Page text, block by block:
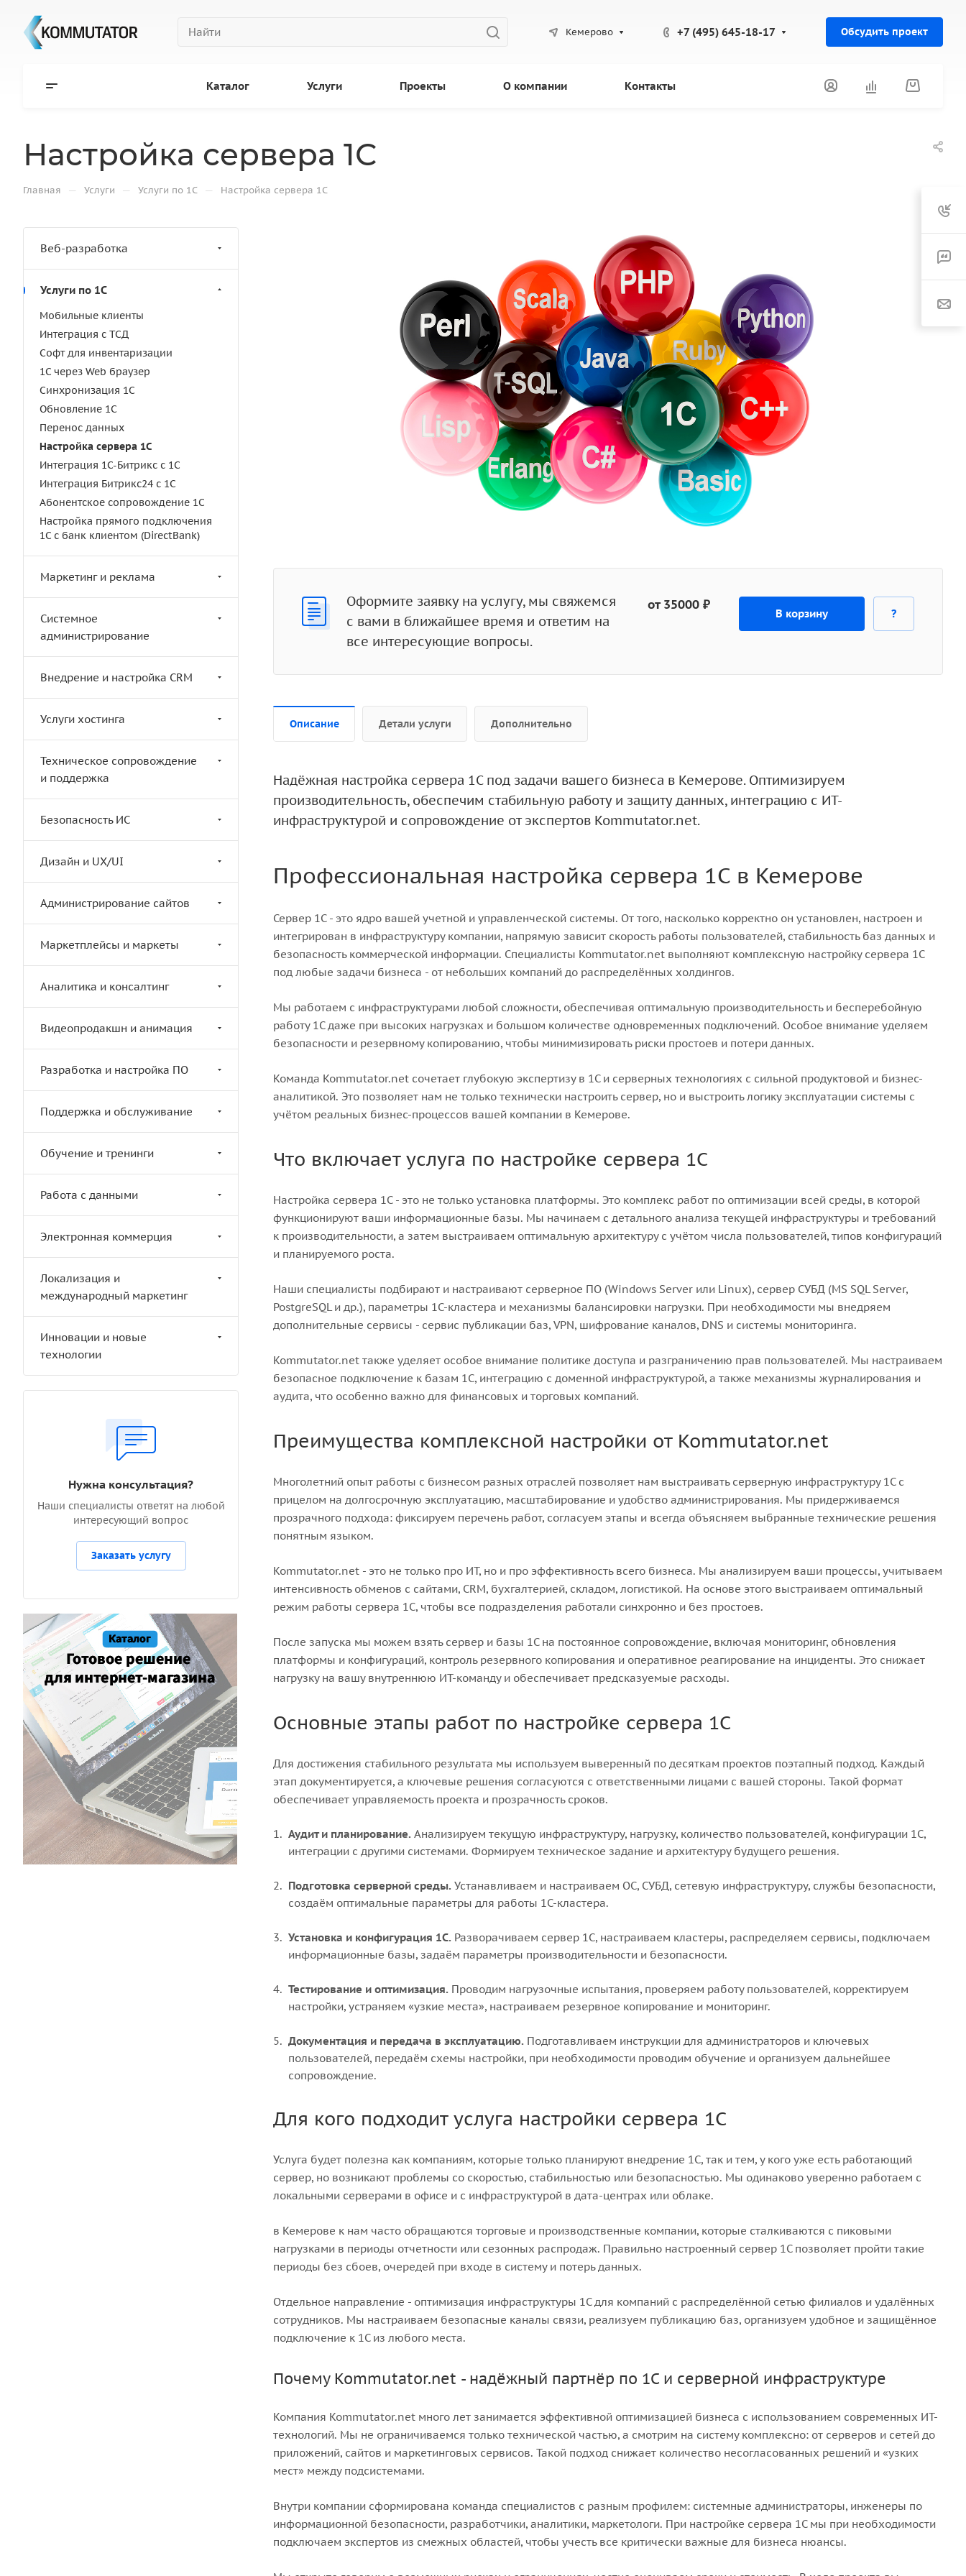
Кемерово +7 (495) 645-18-17 Обсудить проект
Каталог Услуги Проекты О компании Контакты
Настройка сервера 1С
Главная — Услуги — Услуги по 1С — Настройка сервера 1С
Оформите заявку на услугу, мы свяжемся
с вами в ближайшее время и ответим на
все интересующие вопросы.
от 35000 ₽
В корзину ?
Описание Детали услуги Дополнительно
Надёжная настройка сервера 1С под задачи вашего бизнеса в Кемерове. Оптимизируем
производительность, обеспечим стабильную работу и защиту данных, интеграцию с ИТ-
инфраструктурой и сопровождение от экспертов Kommutator.net.
Профессиональная настройка сервера 1С в Кемерове
Сервер 1С - это ядро вашей учетной и управленческой системы. От того, насколько корректно он установлен, настроен и
интегрирован в инфраструктуру компании, напрямую зависит скорость работы пользователей, стабильность баз данных и
безопасность коммерческой информации. Специалисты Kommutator.net выполняют комплексную настройку сервера 1С
под любые задачи бизнеса - от небольших компаний до распределённых холдингов.
Мы работаем с инфраструктурами любой сложности, обеспечивая оптимальную производительность и бесперебойную
работу 1С даже при высоких нагрузках и большом количестве одновременных подключений. Особое внимание уделяем
безопасности и резервному копированию, чтобы минимизировать риски простоев и потери данных.
Команда Kommutator.net сочетает глубокую экспертизу в 1С и серверных технологиях с сильной продуктовой и бизнес-
аналитикой. Это позволяет нам не только технически настроить сервер, но и выстроить логику эксплуатации системы с
учётом реальных бизнес-процессов вашей компании в Кемерове.
Что включает услуга по настройке сервера 1С
Настройка сервера 1С - это не только установка платформы. Это комплекс работ по оптимизации всей среды, в которой
функционируют ваши информационные базы. Мы начинаем с детального анализа текущей инфраструктуры и требований
к производительности, а затем выстраиваем оптимальную архитектуру с учётом числа пользователей, типов конфигураций
и планируемого роста.
Наши специалисты подбирают и настраивают серверное ПО (Windows Server или Linux), сервер СУБД (MS SQL Server,
PostgreSQL и др.), параметры 1С-кластера и механизмы балансировки нагрузки. При необходимости мы внедряем
дополнительные сервисы - сервис публикации баз, VPN, шифрование каналов, DNS и системы мониторинга.
Kommutator.net также уделяет особое внимание политике доступа и разграничению прав пользователей. Мы настраиваем
безопасное подключение к базам 1С, интеграцию с доменной инфраструктурой, а также механизмы журналирования и
аудита, что особенно важно для финансовых и торговых компаний.
Преимущества комплексной настройки от Kommutator.net
Многолетний опыт работы с бизнесом разных отраслей позволяет нам выстраивать серверную инфраструктуру 1С с
прицелом на долгосрочную эксплуатацию, масштабирование и удобство администрирования. Мы придерживаемся
прозрачного подхода: фиксируем перечень работ, согласуем этапы и всегда объясняем выбранные технические решения
понятным языком.
Kommutator.net - это не только про ИТ, но и про эффективность всего бизнеса. Мы анализируем ваши процессы, учитываем
интенсивность обменов с сайтами, CRM, бухгалтерией, складом, логистикой. На основе этого выстраиваем оптимальный
режим работы сервера 1С, чтобы все подразделения работали синхронно и без простоев.
После запуска мы можем взять сервер и базы 1С на постоянное сопровождение, включая мониторинг, обновления
платформы и конфигураций, контроль резервного копирования и оперативное реагирование на инциденты. Это снижает
нагрузку на вашу внутреннюю ИТ-команду и обеспечивает предсказуемые расходы.
Основные этапы работ по настройке сервера 1С
Для достижения стабильного результата мы используем выверенный по десяткам проектов поэтапный подход. Каждый
этап документируется, а ключевые решения согласуются с ответственными лицами с вашей стороны. Такой формат
обеспечивает управляемость проекта и прозрачность сроков.
Аудит и планирование. Анализируем текущую инфраструктуру, нагрузку, количество пользователей, конфигурации 1С,
интеграции с другими системами. Формируем техническое задание и архитектуру будущего решения.
Подготовка серверной среды. Устанавливаем и настраиваем ОС, СУБД, сетевую инфраструктуру, службы безопасности,
создаём оптимальные параметры для работы 1С-кластера.
Установка и конфигурация 1С. Разворачиваем сервер 1С, настраиваем кластеры, распределяем сервисы, подключаем
информационные базы, задаём параметры производительности и безопасности.
Тестирование и оптимизация. Проводим нагрузочные испытания, проверяем работу пользователей, корректируем
настройки, устраняем «узкие места», настраиваем резервное копирование и мониторинг.
Документация и передача в эксплуатацию. Подготавливаем инструкции для администраторов и ключевых
пользователей, передаём схемы настройки, при необходимости проводим обучение и организуем дальнейшее
сопровождение.
Для кого подходит услуга настройки сервера 1С
Услуга будет полезна как компаниям, которые только планируют внедрение 1С, так и тем, у кого уже есть работающий
сервер, но возникают проблемы со скоростью, стабильностью или безопасностью. Мы одинаково уверенно работаем с
локальными серверами в офисе и с инфраструктурой в дата-центрах или облаке.
в Кемерове к нам часто обращаются торговые и производственные компании, которые сталкиваются с пиковыми
нагрузками в периоды отчетности или сезонных распродаж. Правильно настроенный сервер 1С позволяет пройти такие
периоды без сбоев, очередей при входе в систему и потерь данных.
Отдельное направление - оптимизация инфраструктуры 1С для компаний с распределённой сетью филиалов и удалённых
сотрудников. Мы настраиваем безопасные каналы связи, реализуем публикацию баз, организуем удобное и защищённое
подключение к 1С из любого места.
Почему Kommutator.net - надёжный партнёр по 1С и серверной инфраструктуре
Компания Kommutator.net много лет занимается эффективной оптимизацией бизнеса с использованием современных ИТ-
технологий. Мы не ограничиваемся только технической частью, а смотрим на систему комплексно: от серверов и сетей до
приложений, сайтов и маркетинговых сервисов. Такой подход снижает количество несогласованных решений и «узких
мест» между подсистемами.
Внутри компании сформирована команда специалистов с разным профилем: системные администраторы, инженеры по
информационной безопасности, разработчики, аналитики, маркетологи. При настройке сервера 1С мы при необходимости
подключаем экспертов из смежных областей, чтобы учесть все критически важные для бизнеса нюансы.
Веб-разработка
Услуги по 1С
Мобильные клиенты
Интеграция с ТСД
Софт для инвентаризации
1C через Web браузер
Синхронизация 1С
Обновление 1С
Перенос данных
Настройка сервера 1С
Интеграция 1С-Битрикс с 1С
Интеграция Битрикс24 с 1С
Абонентское сопровождение 1С
Настройка прямого подключения
1С с банк клиентом (DirectBank)
Маркетинг и реклама
Системное
администрирование
Внедрение и настройка CRM
Услуги хостинга
Техническое сопровождение
и поддержка
Безопасность ИС
Дизайн и UX/UI
Администрирование сайтов
Маркетплейсы и маркеты
Аналитика и консалтинг
Видеопродакшн и анимация
Разработка и настройка ПО
Поддержка и обслуживание
Обучение и тренинги
Работа с данными
Электронная коммерция
Локализация и
международный маркетинг
Инновации и новые
технологии
Нужна консультация?
Наши специалисты ответят на любой
интересующий вопрос
Заказать услугу